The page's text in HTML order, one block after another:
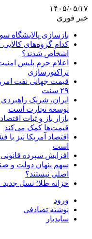
۱۴۰۵/۰۵/۱۷
خبر فوری
بازسازی پالایشگاه
کدام گروه‌های
اشخاص شدند؟
اعلام جرم پلیس
تراکتورسازی
۲۹ سنت
ایران، شریک
توسعه تجارت است
بازار باز و ثبات
قیمت‌ها کمک می‌کند
اقتصاد آمریکا نیز
است
افزایش سپرده
سهم پنهان دولت و
اصلی نیستند؟
خزانه طلا؛ نسل
ورود
نوشته تصادفی
سایدبار